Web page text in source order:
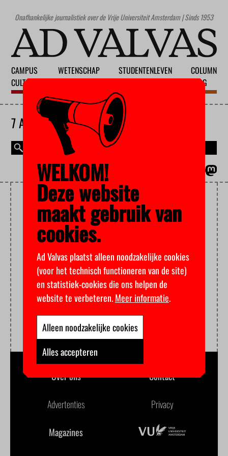
Onafhankelijke journalistiek over de Vrije Universiteit Amsterdam | Sinds 1953
CAMPUS
CULTUUR
WETENSCHAP
STUDENTENLEVEN
COLUMN
BLOG
7 AUGUSTUS 2026
MINISTERIE VAN OCW
Over ons Contact
Advertenties Privacy
Magazines
WELKOM!
Deze website
maakt gebruik van
cookies.
Ad Valvas plaatst alleen noodzakelijke cookies
(voor het technisch functioneren van de site)
en statistiek-cookies die ons helpen de
website te verbeteren.Meer informatie.
Alleen noodzakelijke cookies
Alles accepteren